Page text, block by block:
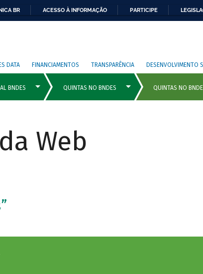
BR ACESSO À INFORMAÇÃO PARTICIPE
DATA FINANCIAMENTOS TRANSPARÊNCIA DESENVOLVIMENTO
Web